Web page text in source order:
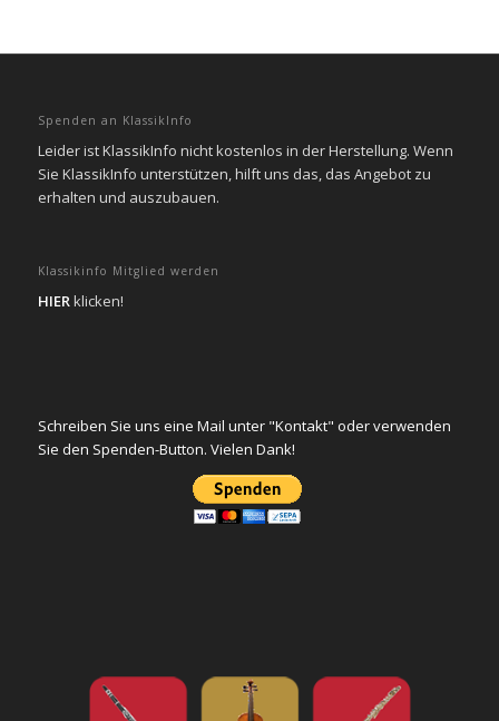
Spenden an KlassikInfo
Leider ist KlassikInfo nicht kostenlos in der Herstellung. Wenn
Sie KlassikInfo unterstützen, hilft uns das, das Angebot zu
erhalten und auszubauen.
Klassikinfo Mitglied werden
HIERklicken!
Schreiben Sie uns eine Mail unter "Kontakt" oder verwenden
Sie den Spenden-Button. Vielen Dank!